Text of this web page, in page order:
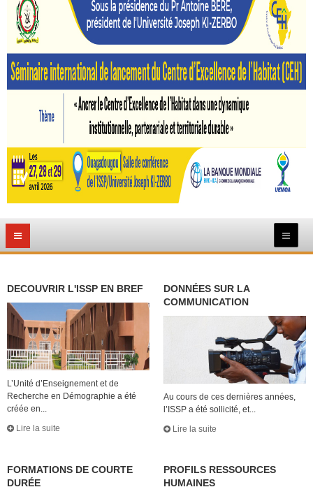
DECOUVRIR L'ISSP EN BREF
L’Unité d’Enseignement et de
Recherche en Démographie a été
créée en...
Lire la suite
DONNÉES SUR LA
COMMUNICATION
Au cours de ces dernières années,
l’ISSP a été sollicité, et...
Lire la suite
FORMATIONS DE COURTE
DURÉE
PROFILS RESSOURCES
HUMAINES